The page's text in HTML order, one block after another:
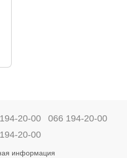
20-00
066 194-20-00
20-00
информация